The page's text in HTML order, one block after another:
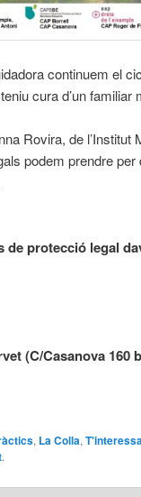
continuem el
cura d’un familiar
Rovira, de l’Institut
podem prendre
de protecció legal
(C/Casanova 160
, La Colla,
.